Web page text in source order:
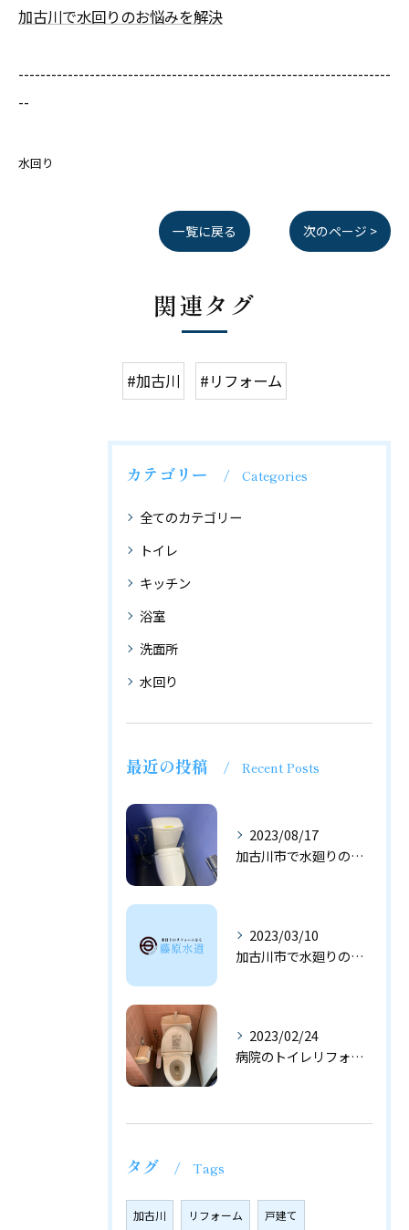
加古川で水回りのお悩みを解決
--------------------------------------------------------------------
--
水回り
一覧に戻る 次のページ >
関連タグ
#加古川 #リフォーム
カテゴリー Categories
全てのカテゴリー
トイレ
キッチン
浴室
洗面所
水回り
最近の投稿 Recent Posts
2023/08/17
加古川市で水廻りのリフォームは藤原水道へ！！
2023/03/10
加古川市で水廻りのリフォームは藤原水道へ！！
2023/02/24
病院のトイレリフォーム｜現地調査
タグ Tags
加古川 リフォーム 戸建て